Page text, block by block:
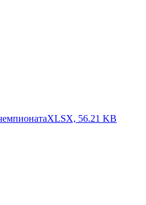
XLSX, 56.21 KB